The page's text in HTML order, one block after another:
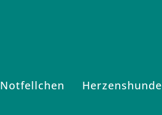
Notfellchen Herzenshunde